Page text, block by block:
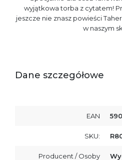
wyjątkowa torba z cytatem!
jeszcze nie znasz powieści
w naszym
Dane szczegółowe
EAN
SKU:
Producent / Osoby